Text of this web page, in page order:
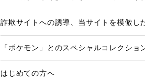
詐欺サイトへの誘導、当サイトを模倣し
「ポケモン」とのスペシャルコレクショ
はじめての方へ